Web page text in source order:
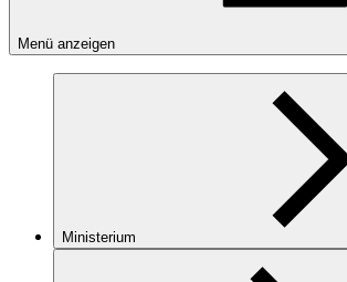
Menü anzeigen
Ministerium